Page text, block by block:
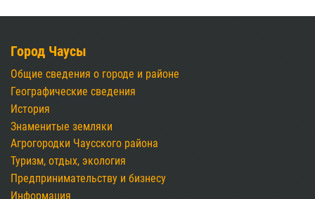
Город Чаусы
Общие сведения о городе и районе
Географические сведения
История
Знаменитые земляки
Агрогородки Чаусского района
Туризм, отдых, экология
Предпринимательству и бизнесу
Информация